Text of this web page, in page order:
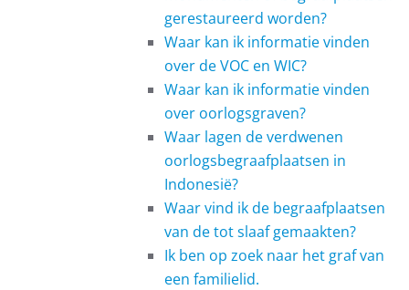
gerestaureerd worden?
Waar kan ik informatie vinden
over de VOC en WIC?
Waar kan ik informatie vinden
over oorlogsgraven?
Waar lagen de verdwenen
oorlogsbegraafplaatsen in
Indonesië?
Waar vind ik de begraafplaatsen
van de tot slaaf gemaakten?
Ik ben op zoek naar het graf van
een familielid.